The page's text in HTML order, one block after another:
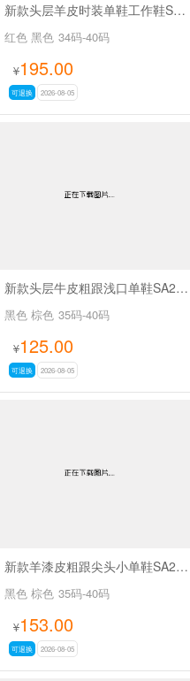
新款头层羊皮时装单鞋工作鞋SA56-53
红色 黑色 34码-40码
¥195.00
可退换 2026-08-05
新款头层牛皮粗跟浅口单鞋SA26339
黑色 棕色 35码-40码
¥125.00
可退换 2026-08-05
新款羊漆皮粗跟尖头小单鞋SA25166
黑色 棕色 35码-40码
¥153.00
可退换 2026-08-05